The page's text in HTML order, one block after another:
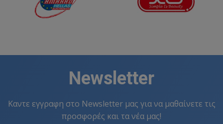
Newsletter
Καντε εγγραφη στο Newsletter μας για να μαθαίνετε τις
προσφορές και τα νέα μας!